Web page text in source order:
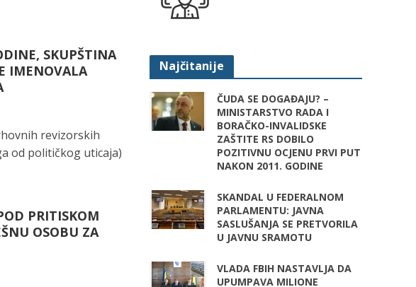
SKUPŠTINA
IMENOVALA
revizorskih
od političkog uticaja)
PRITISKOM
OSOBU ZA
Najčitanije
ČUDA SE DOGAĐAJU? –
MINISTARSTVO RADA I
BORAČKO-INVALIDSKE
ZAŠTITE RS DOBILO
POZITIVNU OCJENU PRVI PUT
NAKON 2011. GODINE
SKANDAL U FEDERALNOM
PARLAMENTU: JAVNA
SASLUŠANJA SE PRETVORILA
U JAVNU SRAMOTU
VLADA FBIH NASTAVLJA DA
UPUMPAVA MILIONE